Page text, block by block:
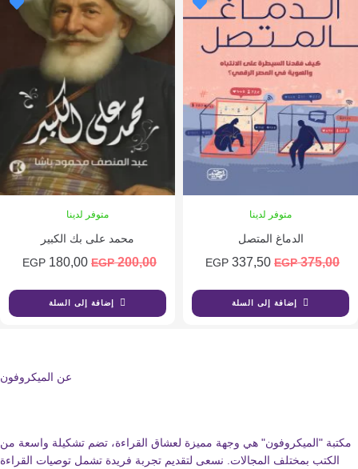
متوفر لدينا
الدماغ المتصل
EGPالسعر
هو:
375,00 EGP.
337,50
EGP السعر
هو:
337,50 EGP.
إضافة إلى السلة
متوفر لدينا
محمد على بك الكبير
200,00
EGPالسعر
هو:
200,00 EGP.
180,00
EGP السعر
هو:
180,00 EGP.
إضافة إلى السلة
عن الميكروفون
"الميكروفون" هي وجهة مميزة لعشاق القراءة، تضم تشكيلة واسعة من
بمختلف المجالات. نسعى لتقديم تجربة فريدة تشمل توصيات القراءة